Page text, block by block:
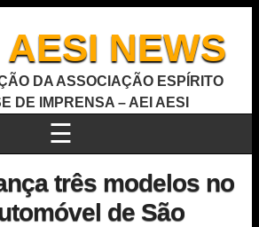
NEWS
DA ASSOCIAÇÃO ESPÍRITO
DE IMPRENSA – AEI AESI
☰
três modelos no
de São